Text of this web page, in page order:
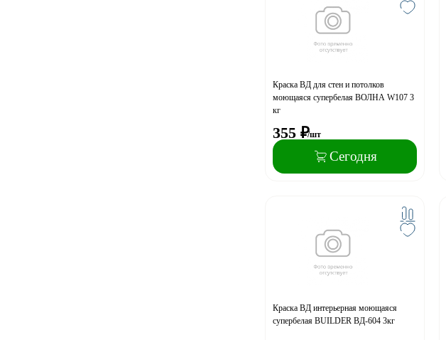
Краска ВД для стен и потолков
моющаяся супербелая ВОЛНА W107 3
кг
355 ₽/шт
Сегодня
Краска ВД интерьерная моющаяся
супербелая BUILDER ВД-604 3кг